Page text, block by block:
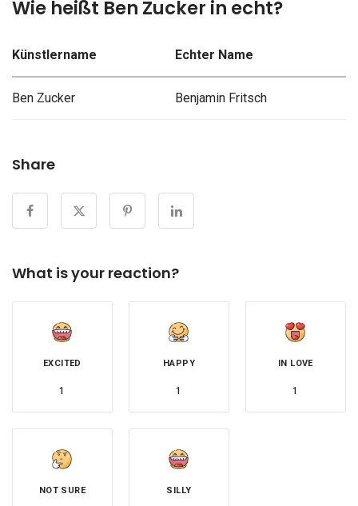
Wie heißt Ben Zucker in echt?
Künstlername Echter Name
Ben Zucker Benjamin Fritsch
Share
What is your reaction?
EXCITED
1
HAPPY
1
IN LOVE
1
NOT SURE SILLY